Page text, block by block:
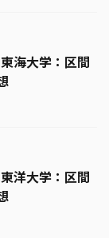
海大学：区間
洋大学：区間